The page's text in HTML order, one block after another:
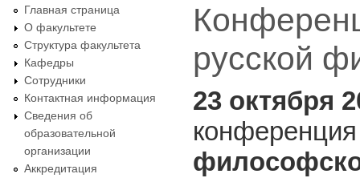
Главная страница
О факультете
Структура факультета
Кафедры
Сотрудники
Контактная информация
Сведения об
образовательной
организации
Аккредитация
русской
23 октября